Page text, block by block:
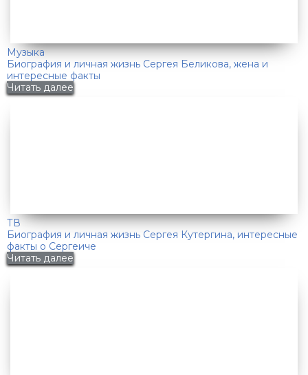
Музыка
Биография и личная жизнь Сергея Беликова, жена и
интересные факты
Читать далее
ТВ
Биография и личная жизнь Сергея Кутергина, интересные
факты о Сергеиче
Читать далее